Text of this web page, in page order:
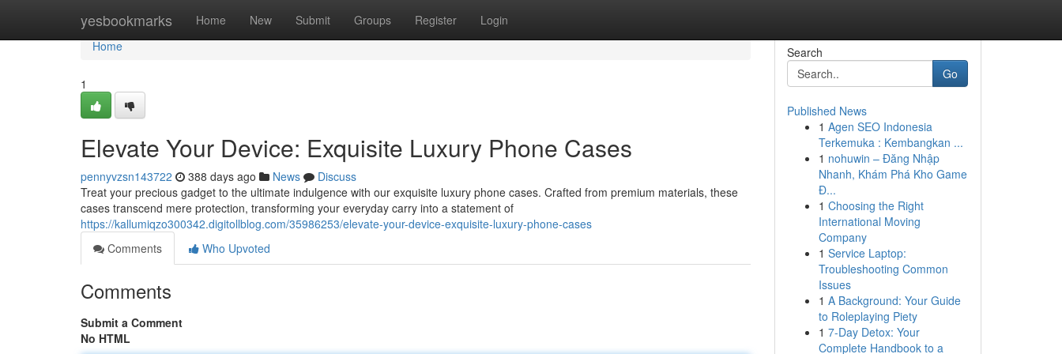
yesbookmarks Home New Submit Groups Register Login
Home
Home
1
Elevate Your Device: Exquisite Luxury Phone Cases
pennyvzsn143722 388 days ago News
Discuss
Treat your precious gadget to the ultimate indulgence with our exquisite luxury phone cases. Crafted from premium materials, these
cases transcend mere protection, transforming your everyday carry into a statement of
https://kallumiqzo300342.digitollblog.com/35986253/elevate-your-device-exquisite-luxury-phone-cases
Comments
Who Upvoted
Comments
Submit a Comment
No HTML
Search
Go
Published News
1 Agen SEO Indonesia
Terkemuka : Kembangkan ...
1 nohuwin – Đăng Nhập
Nhanh, Khám Phá Kho Game
Đ...
1 Choosing the Right
International Moving
Company
1 Service Laptop:
Troubleshooting Common
Issues
1 A Background: Your Guide
to Roleplaying Piety
1 7-Day Detox: Your
Complete Handbook to a